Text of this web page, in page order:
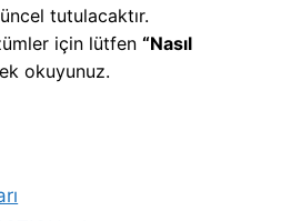
tutulacaktır.
için lütfen “Nasıl
okuyunuz.